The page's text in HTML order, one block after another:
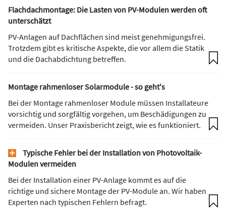
Flachdachmontage: Die Lasten von PV-Modulen werden oft
unterschätzt
PV-Anlagen auf Dachflächen sind meist genehmigungsfrei.
Trotzdem gibt es kritische Aspekte, die vor allem die Statik
und die Dachabdichtung betreffen.
Montage rahmenloser Solarmodule - so geht's
Bei der Montage rahmenloser Module müssen Installateure
vorsichtig und sorgfältig vorgehen, um Beschädigungen zu
vermeiden. Unser Praxisbericht zeigt, wie es funktioniert.
Typische Fehler bei der Installation von Photovoltaik-
Modulen vermeiden
Bei der Installation einer PV-Anlage kommt es auf die
richtige und sichere Montage der PV-Module an. Wir haben
Experten nach typischen Fehlern befragt.